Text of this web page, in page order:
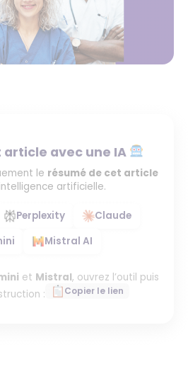
article avec une IA
le résumé de cet article
artificielle.
Perplexity
Claude
Mistral AI
et Mistral, ouvrez l’outil puis
:
Copier le lien